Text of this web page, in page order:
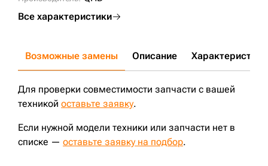
Все характеристики
Возможные замены Описание Характеристики
Для проверки совместимости запчасти с вашей
техникой оставьте заявку.
Если нужной модели техники или запчасти нет в
списке — оставьте заявку на подбор.